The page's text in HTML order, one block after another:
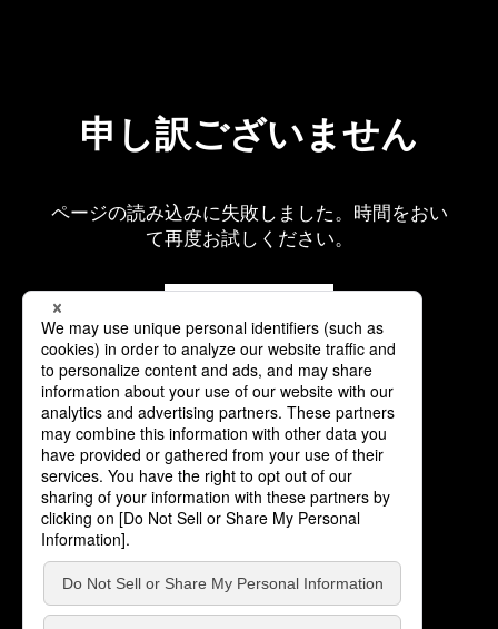
申し訳ございません
ページの読み込みに失敗しました。時間をおい
て再度お試しください。